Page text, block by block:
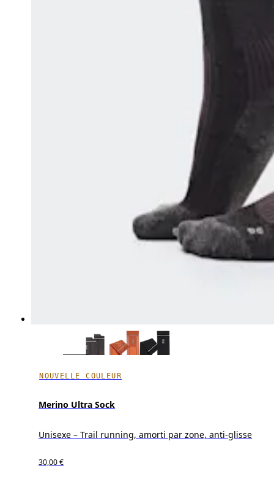
NOUVELLE COULEUR
Merino Ultra Sock
Unisexe – Trail running, amorti par zone, anti-glisse
30,00 €